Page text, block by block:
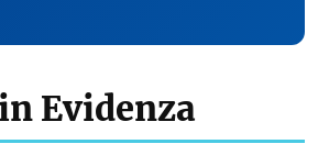
Evidenza